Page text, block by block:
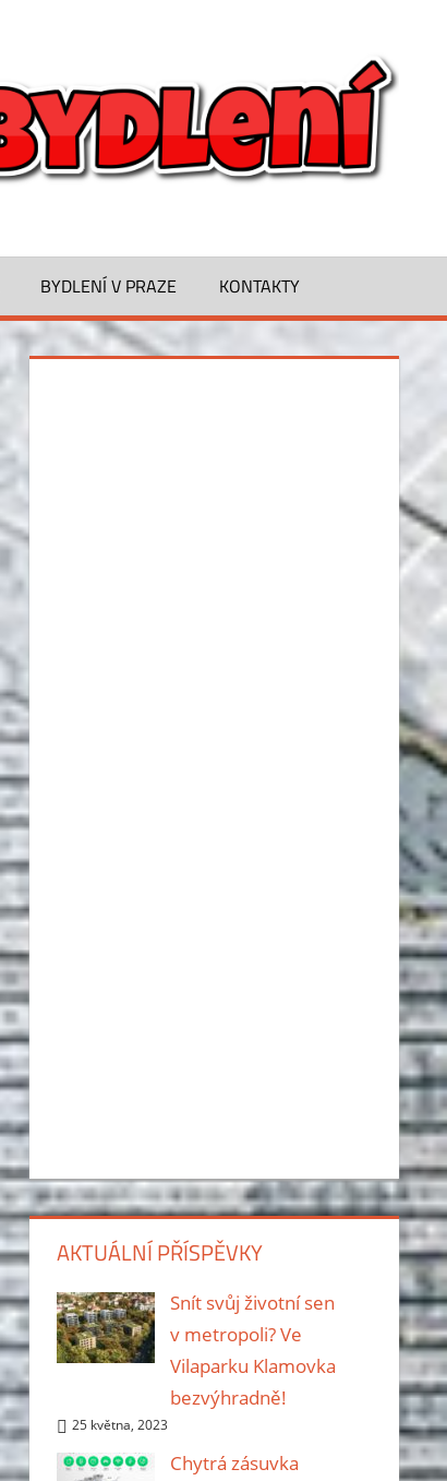
BYDLENÍ V PRAZE KONTAKTY
AKTUÁLNÍ PŘÍSPĚVKY
Snít svůj životní sen
v metropoli? Ve
Vilaparku Klamovka
bezvýhradně!
25 května, 2023
Chytrá zásuvka